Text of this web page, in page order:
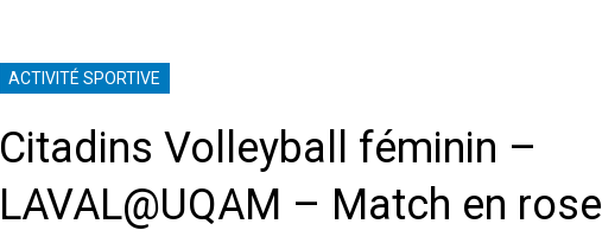
ACTIVITÉ SPORTIVE
Citadins Volleyball féminin –
LAVAL@UQAM – Match en rose